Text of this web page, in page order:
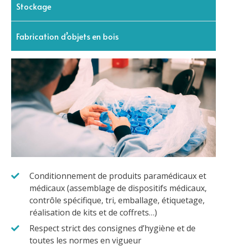
Stockage
Fabrication d’objets en bois
Conditionnement de produits paramédicaux et
médicaux (assemblage de dispositifs médicaux,
contrôle spécifique, tri, emballage, étiquetage,
réalisation de kits et de coffrets…)
Respect strict des consignes d’hygiène et de
toutes les normes en vigueur